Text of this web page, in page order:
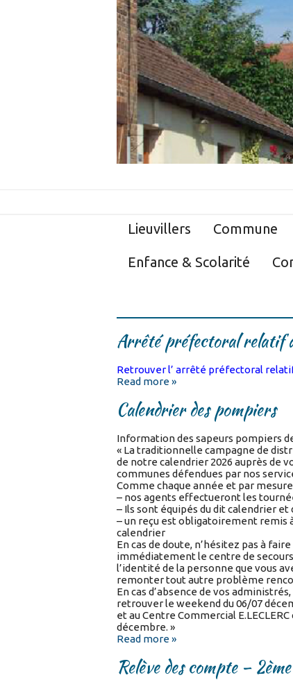
Lieuvillers Commune
Enfance & Scolarité
Arrêté préfectoral relatif
Retrouver l’ arrêté préfectoral relatif
Read more »
Calendrier des pompiers
Information des sapeurs pompiers
« La traditionnelle campagne de
de notre calendrier 2026 auprès de
communes défendues par nos
Comme chaque année et par
– nos agents effectueront les
– Ils sont équipés du dit calendrier et
– un reçu est obligatoirement remis
calendrier
En cas de doute, n’hésitez pas à
immédiatement le centre de
l’identité de la personne que vous
remonter tout autre problème
En cas d’absence de vos
retrouver le weekend du 06/07
et au Centre Commercial
décembre. »
Read more »
Relève des compte –